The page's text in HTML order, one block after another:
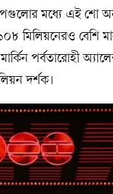
মধ্যে এই শো
মিলিয়নেরও বেশি
পর্বতারোহী
দর্শক।